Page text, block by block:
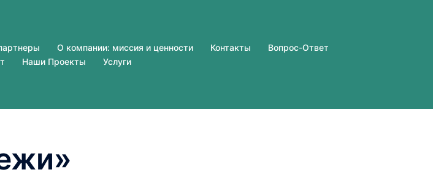
О компании: миссия и ценности Контакты
Вопрос-Ответ
Наши Проекты Услуги